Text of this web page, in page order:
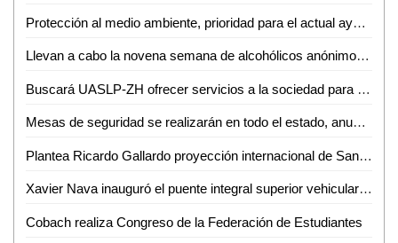
Protección al medio ambiente, prioridad para el actual ayuntamiento de SLP
Llevan a cabo la novena semana de alcohólicos anónimos en Ciudad Valles
Buscará UASLP-ZH ofrecer servicios a la sociedad para ser autosuficiente
Mesas de seguridad se realizarán en todo el estado, anuncia Ricardo Gallardo tras primera reunión
Plantea Ricardo Gallardo proyección internacional de San Luis Potosí
Xavier Nava inauguró el puente integral superior vehicular "Rocha Cordero"
Cobach realiza Congreso de la Federación de Estudiantes